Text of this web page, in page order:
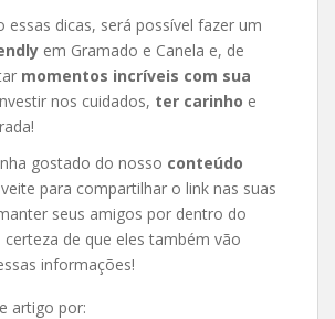
essas dicas, será possível fazer um
em Gramado e Canela e, de
momentos incríveis com sua
nos cuidados, ter carinho e
gostado do nosso conteúdo
para compartilhar o link nas suas
seus amigos por dentro do
de que eles também vão
informações!
artigo por: